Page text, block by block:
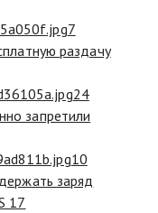
7
раздачу
24
запретили
10
заряд
17